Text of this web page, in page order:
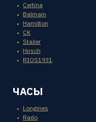
Certina
Balmain
Hamilton
CK
Stailer
Hirsch
RIOS1931
ЧАСЫ
Longines
Rado